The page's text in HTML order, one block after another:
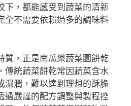
下，都能感受到蔬菜的清新
全不需要依賴過多的調味料
質，正是南瓜樂蔬菜園餅乾
傳統蔬菜餅乾常因蔬菜含水
濕潤，難以達到理想的酥脆
過嚴謹的配方調整與製程控